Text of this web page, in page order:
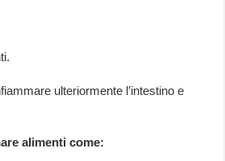
ulteriormente l’intestino e
alimenti come: